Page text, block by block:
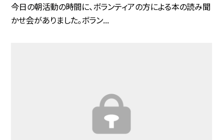
今日の朝活動の時間に、ボランティアの方による本の読み聞
かせ会がありました。ボラン...